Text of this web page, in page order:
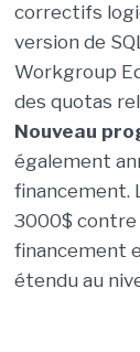
correctifs
version de
Workgroup
des quotas
Nouveau
également
financement.
3000$ contre
financement
étendu au